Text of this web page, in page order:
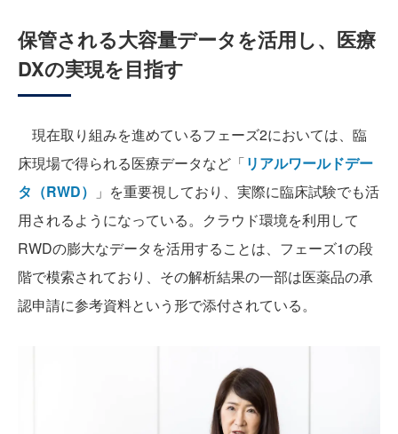
保管される大容量データを活用し、医療
DXの実現を目指す
現在取り組みを進めているフェーズ2においては、臨
床現場で得られる医療データなど「リアルワールドデー
タ（RWD）
」を重要視しており、実際に臨床試験でも活
用されるようになっている。クラウド環境を利用して
RWDの膨大なデータを活用することは、フェーズ1の段
階で模索されており、その解析結果の一部は医薬品の承
認申請に参考資料という形で添付されている。